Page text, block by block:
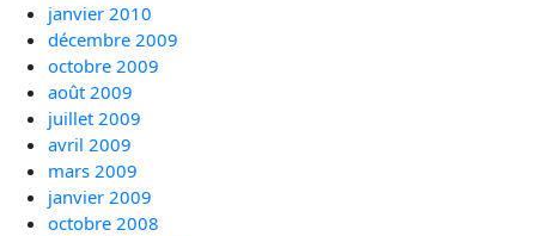
janvier 2010
décembre 2009
octobre 2009
août 2009
juillet 2009
avril 2009
mars 2009
janvier 2009
octobre 2008